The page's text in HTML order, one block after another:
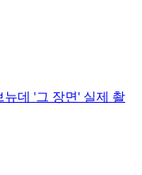
데 '그 장면' 실제 촬